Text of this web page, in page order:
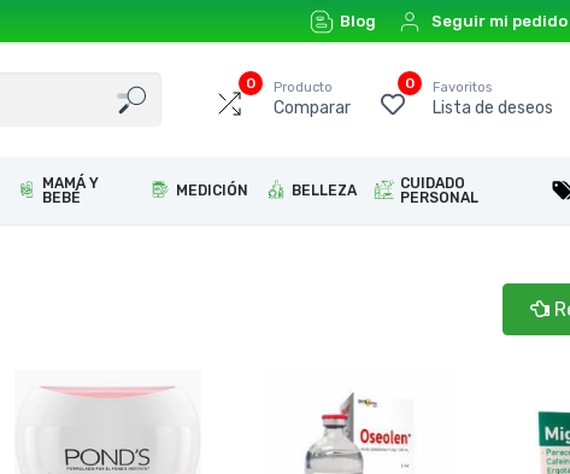
Blog Seguir mi pedido
0 Producto
Comparar
0 Favoritos
Lista de deseos
MAMÁ Y
BEBÉ
MEDICIÓN BELLEZA
CUIDADO
PERSONAL